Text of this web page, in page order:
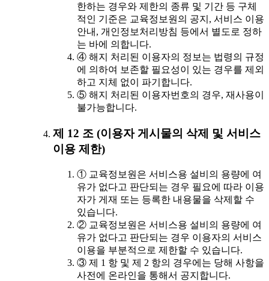
한하는 경우와 제한의 종류 및 기간 등 구체
적인 기준은 교육정보원의 공지, 서비스 이용
안내, 개인정보처리방침 등에서 별도로 정하
는 바에 의합니다.
④ 해지 처리된 이용자의 정보는 법령의 규정
에 의하여 보존할 필요성이 있는 경우를 제외
하고 지체 없이 파기합니다.
⑤ 해지 처리된 이용자번호의 경우, 재사용이
불가능합니다.
제 12 조 (이용자 게시물의 삭제 및 서비스
이용 제한)
① 교육정보원은 서비스용 설비의 용량에 여
유가 없다고 판단되는 경우 필요에 따라 이용
자가 게재 또는 등록한 내용물을 삭제할 수
있습니다.
② 교육정보원은 서비스용 설비의 용량에 여
유가 없다고 판단되는 경우 이용자의 서비스
이용을 부분적으로 제한할 수 있습니다.
③ 제 1 항 및 제 2 항의 경우에는 당해 사항을
사전에 온라인을 통해서 공지합니다.